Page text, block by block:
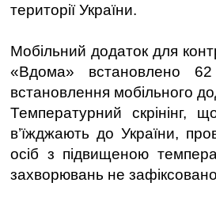
території України.
Мобільний додаток для
«Вдома» встановлено
встановлення мобільного
Температурний скрінінг,
в’їжджають до України,
осіб з підвищеною
захворювань не